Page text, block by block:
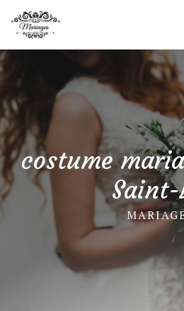
costume
Saint-
Panneau de gestion des cookies